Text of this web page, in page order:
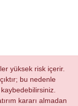
yüksek risk içerir.
bu nedenle
kaybedebilirsiniz.
kararı almadan